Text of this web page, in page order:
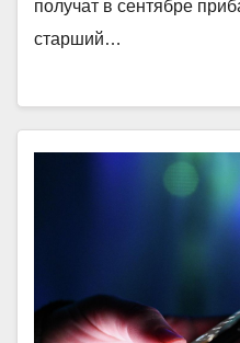
получат в сентябре
старший…